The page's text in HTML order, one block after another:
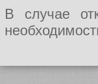
В случае